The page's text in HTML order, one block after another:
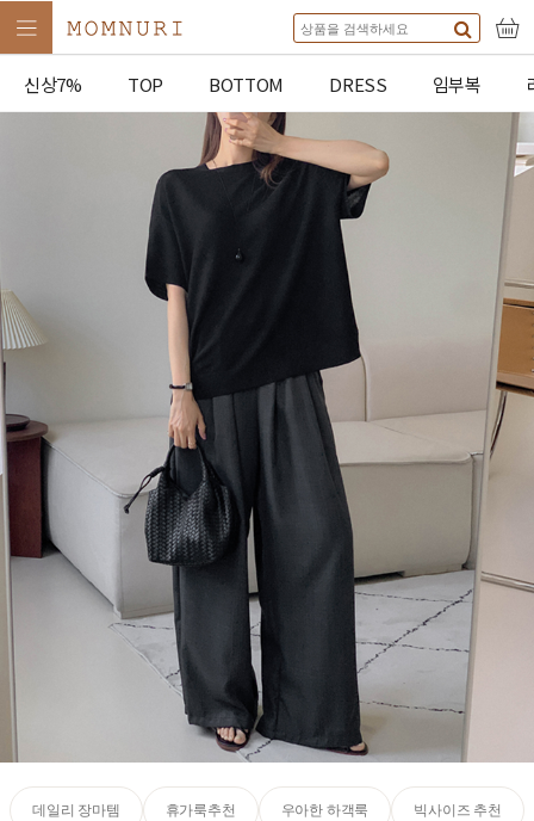
신상7% TOP BOTTOM DRESS 임부복
데일리 장마템 휴가룩추천 우아한 하객룩 빅사이즈 추천